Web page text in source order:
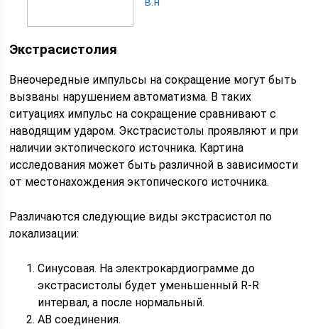
Экстрасистолия
Внеочередные импульсы на сокращение могут быть
вызваны нарушением автоматизма. В таких
ситуациях импульс на сокращение сравнивают с
наводящим ударом. Экстрасистолы проявляют и при
наличии эктопического источника. Картина
исследования может быть различной в зависимости
от местонахождения эктопического источника.
Различаются следующие виды экстрасистол по
локализации:
Синусовая. На электрокардиограмме до
экстрасистолы будет уменьшенный R-R
интервал, а после нормальный.
АВ соединения.